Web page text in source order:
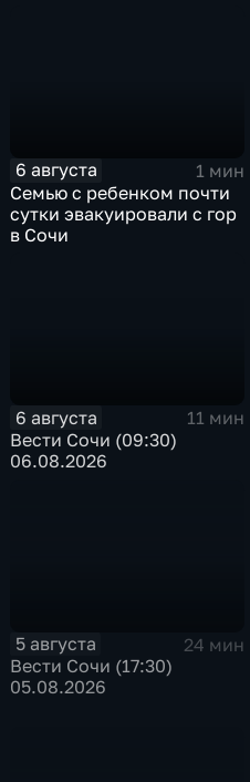
6 августа
1 мин
Семью с ребенком почти
сутки эвакуировали с гор
в Сочи
6 августа
11 мин
Вести Сочи (09:30)
06.08.2026
5 августа
24 мин
Вести Сочи (17:30)
05.08.2026